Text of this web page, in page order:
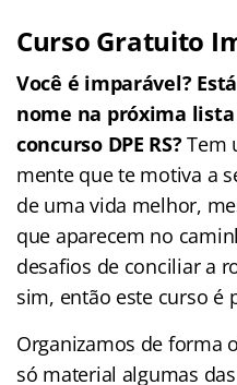
Curso Gratuito
Você é imparável?
nome na próxima
concurso DPE RS?Tem
mente que te motiva a
de uma vida melhor,
que aparecem no
desafios de conciliar a
sim, então este curso é
Organizamos de forma
só material algumas